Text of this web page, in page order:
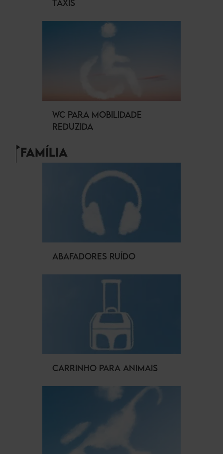
TÁXIS
WC PARA MOBILIDADE
REDUZIDA
FAMÍLIA
ABAFADORES RUÍDO
CARRINHO PARA ANIMAIS